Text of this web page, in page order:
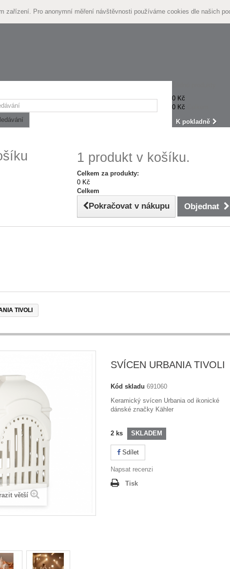
zařízení. Pro anonymní měření návštěvnosti používáme cookies dle našich
0 Kč
0 Kč
K pokladně
1 produkt v košíku.
Celkem za produkty:
0 Kč
Celkem
Pokračovat v nákupu Objednat
TIVOLI
větší
SVÍCEN URBANIA TIVOLI
Kód skladu 691060
Keramický svícen Urbania od ikonické
dánské značky Kähler
2 ks SKLADEM
Sdílet
Napsat recenzi
Tisk